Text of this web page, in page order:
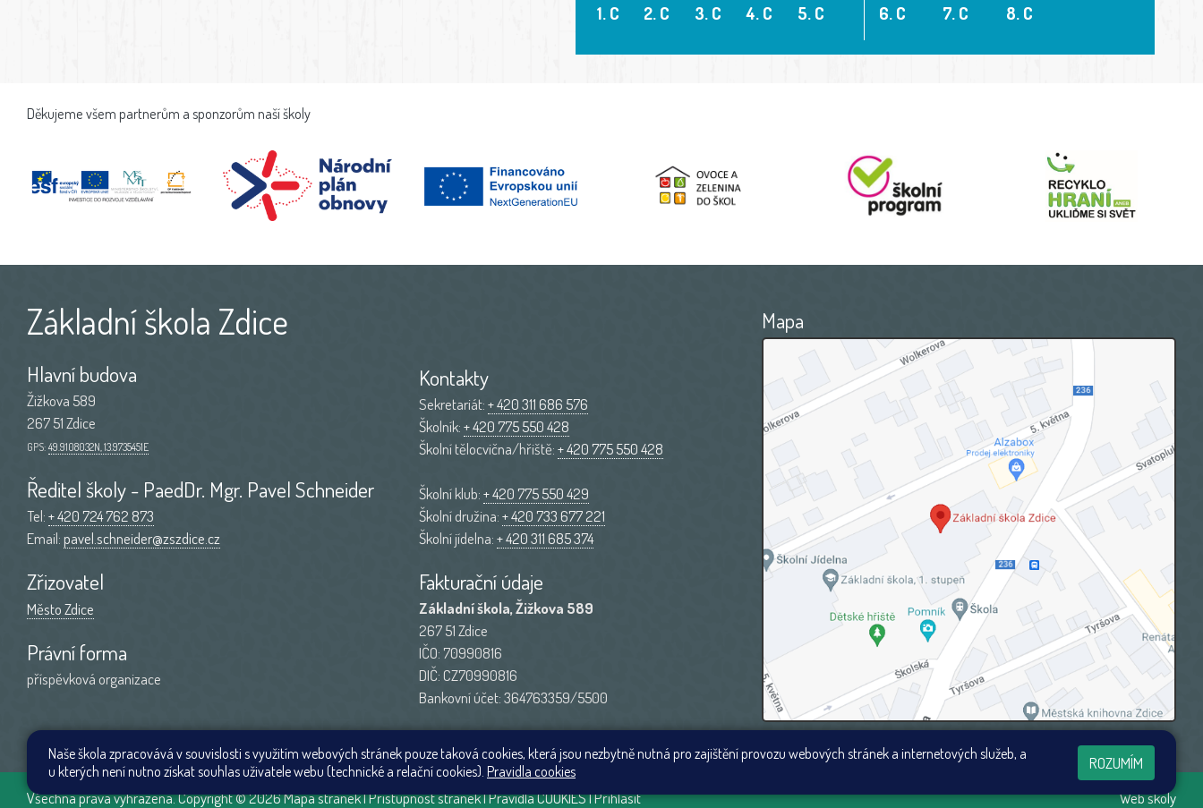
1. C
2. C
3. C
4. C
5. C
6. C
7. C
8. C
Děkujeme všem partnerům a sponzorům naší školy
Základní škola Zdice
Hlavní budova
Žižkova 589
267 51 Zdice
GPS: 49.9108032N, 13.9735451E
Ředitel školy - PaedDr. Mgr. Pavel Schneider
Tel:+ 420 724 762 873
Email:pavel.schneider@zszdice.cz
Zřizovatel
Město Zdice
Právní forma
příspěvková organizace
Kontakty
Sekretariát:+ 420 311 686 576
Školník:+ 420 775 550 428
Školní tělocvična/hřiště:+ 420 775 550 428
Školní klub:+ 420 775 550 429
Školní družina:+ 420 733 677 221
Školní jídelna:+ 420 311 685 374
Fakturační údaje
Základní škola, Žižkova 589
267 51 Zdice
IČO: 70990816
DIČ: CZ70990816
Bankovní účet: 364763359/5500
Mapa
Všechna práva vyhrazena. Copyright © 2026Mapa stránek|Přístupnost stránek|Pravidla COOKIES|Přihlásit Web školy
Naše škola zpracovává v souvislosti s využitím webových stránek pouze taková cookies, která jsou nezbytně nutná pro zajištění provozu webových stránek a internetových služeb, a
u kterých není nutno získat souhlas uživatele webu (technické a relační cookies). Pravidla cookies ROZUMÍM